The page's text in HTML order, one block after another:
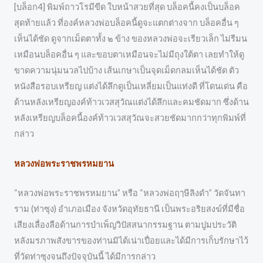
[บล็อก4] พิมพ์ถาวโรมีขีด ใบหน้าสวยที่สุด บล็อคนี้คงเป็นบล็อค
สุดท้ายแล้ว ที่องค์หลวงพ่อบล็อคนี้ดูจะแตกต่างจาก บล็อคอื่น ๆ
เห็นได้ชัด ดูจากเม็ดตาทั้ง ๒ ข้าง ของหลวงพ่อจะเรียวเล็ก ไม่รีมน
เหมือนบล็อคอื่น ๆ และขอบตาเหมือนจะไม่มีถุงใต้ตา เลยทำให้ดู
ขาดความนุ่มนวลไปบ้าง เส้นเกษาเป็นจุดเม็ดกลมเห็นได้ชัด ตัว
หนังสือรอบเหรียญ แต่งได้ลึกดูเป็นเหลี่ยมเป็นแท่งดี ที่โดนเด่น คือ
ด้านหลังเหรียญองค์ท้าวเวสสุวัณแต่งได้ลึกและคมชัดมาก ซึ่งด้าน
หลังเหรียญบล็อคนี้องค์ท้าวเวสสุวัณจะสวยชัดมากกว่าทุกพิมพ์ที่
กล่าว
หลวงพ่อพระราชพรหมยาน
“หลวงพ่อพระราชพรหมยาน” หรือ “หลวงพ่อฤๅษีลิงดำ” วัดจันทา
ราม (ท่าซุง) อำเภอเมือง จังหวัดอุทัยธานี เป็นพระอริยสงฆ์ที่มีชื่อ
เสียงเลื่องลือด้านการบำเพ็ญวิปัสสนากรรมฐาน ตามปูมประวัติ
หลังมรภาพสังขารของท่านมิได้เน่าเปื่อยและได้มีการเก็บรักษาไว้
ที่วัดท่าซุงจนถึงปัจจุบันนี้ ได้มีการกล่าว